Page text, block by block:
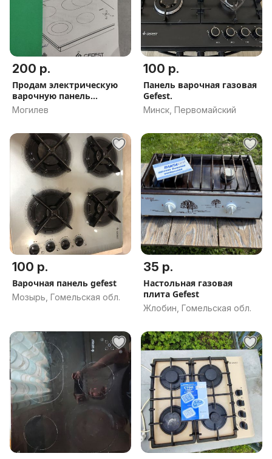
200 р.
Продам электрическую
варочную панель
''Гефест''.
Могилев
100 р.
Панель варочная газовая
Gefest.
Минск, Первомайский
100 р.
Варочная панель gefest
Мозырь, Гомельская обл.
35 р.
Настольная газовая
плита Gefest
Жлобин, Гомельская обл.